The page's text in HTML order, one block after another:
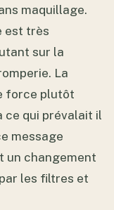
maquillage.
est très
sur la
La
force plutôt
ce qui prévalait il
message
un changement
les filtres et